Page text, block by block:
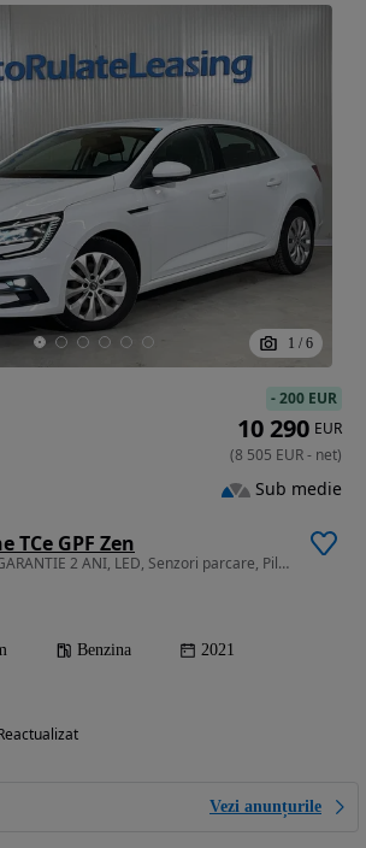
1 / 6
TCe GPF Zen
1332 cm3 • 140 CP • GARANTIE 2 ANI, LED, Senzori parcare, Pilot automat, AC, Bluetooth
Benzina 2021
Vezi anunțurile
-200 EUR
10 290 EUR
(8 505 EUR- net)
Sub medie